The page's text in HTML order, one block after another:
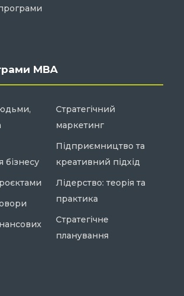
МВА
бізнесу
Стратегічний
маркетинг
Підприємництво та
креативний підхід
Лідерство: теорія та
практика
Стратегічне
планування